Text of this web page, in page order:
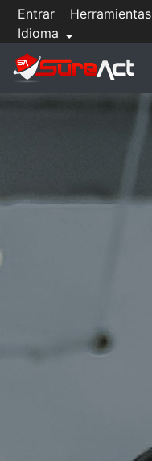
Entrar
Herramientas
Idioma